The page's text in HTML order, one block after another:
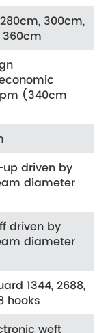
300cm,
360cm
(340cm
driven by
diameter
driven by
diameter
1344, 2688,
hooks
weft